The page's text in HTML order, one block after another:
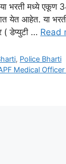
भरती मध्ये एकूण
येत आहेत. या
( डेप्युटी … Read
, Police Bharti
Medical